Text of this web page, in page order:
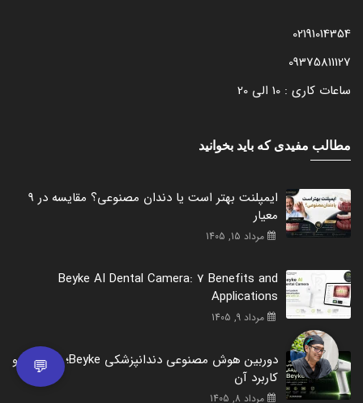
02191014354
09375811127
ساعات کاری : 10 الی 20
مطالب مفیدی که باید بخوانید
ایمپلنت بهتر است یا دندان مصنوعی؟ مقایسه در 9
معیار
مرداد 15, 1405
Beyke AI Dental Camera: 7 Benefits and
Applications
مرداد 9, 1405
دوربین هوش مصنوعی دندانپزشکی Beyke؛ 7 مزیت و
کاربرد آن
مرداد 8, 1405
💬